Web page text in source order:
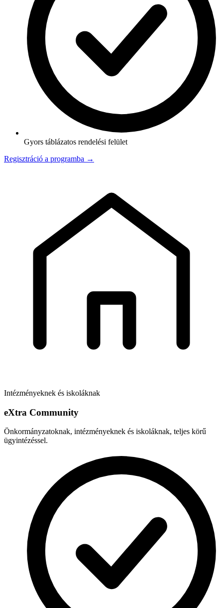
Gyors táblázatos rendelési felület
Regisztráció a programba →
Intézményeknek és iskoláknak
eXtra Community
Önkormányzatoknak, intézményeknek és iskoláknak, teljes körű
ügyintézéssel.